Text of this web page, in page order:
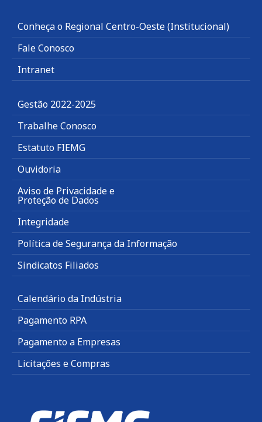
Conheça o Regional Centro-Oeste (Institucional)
Fale Conosco
Intranet
Gestão 2022-2025
Trabalhe Conosco
Estatuto FIEMG
Ouvidoria
Aviso de Privacidade e
Proteção de Dados
Integridade
Política de Segurança da Informação
Sindicatos Filiados
Calendário da Indústria
Pagamento RPA
Pagamento a Empresas
Licitações e Compras